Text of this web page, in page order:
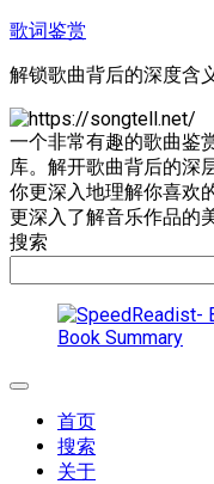
跳
内
容
歌词鉴赏
解锁歌曲背后的深度含
一个非常有趣的歌曲鉴
库。解开歌曲背后的深
你更深入地理解你喜欢
更深入了解音乐作品的
搜索
Book Summary
展
首页
搜索
关于